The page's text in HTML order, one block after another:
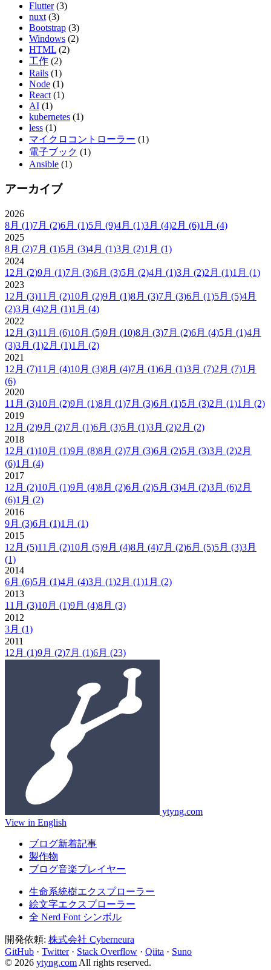
Flutter (3)
nuxt (3)
Bootstrap (3)
Windows (2)
HTML (2)
工作 (2)
Rails (1)
Node (1)
React (1)
AI (1)
kubernetes (1)
less (1)
マイクロコントローラー (1)
電子ブック (1)
Ansible (1)
アーカイブ
2026
8月 (1)7月 (2)6月 (1)5月 (9)4月 (1)3月 (4)2月 (6)1月 (4)
2025
8月 (2)7月 (1)5月 (3)4月 (1)3月 (2)1月 (1)
2024
12月 (2)9月 (1)7月 (3)6月 (3)5月 (2)4月 (1)3月 (2)2月 (1)1月 (1)
2023
12月 (3)11月 (2)10月 (2)9月 (1)8月 (3)7月 (3)6月 (1)5月 (5)4月
(2)3月 (4)2月 (1)1月 (4)
2022
12月 (3)11月 (6)10月 (5)9月 (10)8月 (3)7月 (2)6月 (4)5月 (1)4月
(3)3月 (1)2月 (1)1月 (2)
2021
12月 (7)11月 (4)10月 (3)8月 (4)7月 (1)6月 (1)3月 (7)2月 (7)1月
(6)
2020
11月 (3)10月 (2)9月 (1)8月 (1)7月 (3)6月 (1)5月 (3)2月 (1)1月 (2)
2019
12月 (2)9月 (2)7月 (1)6月 (3)5月 (1)3月 (2)2月 (2)
2018
12月 (1)10月 (1)9月 (8)8月 (2)7月 (3)6月 (2)5月 (3)3月 (2)2月
(6)1月 (4)
2017
12月 (2)10月 (1)9月 (4)8月 (2)6月 (2)5月 (3)4月 (2)3月 (6)2月
(6)1月 (2)
2016
9月 (3)6月 (1)1月 (1)
2015
12月 (5)11月 (2)10月 (5)9月 (4)8月 (4)7月 (2)6月 (5)5月 (3)3月
(1)
2014
6月 (6)5月 (1)4月 (4)3月 (1)2月 (1)1月 (2)
2013
11月 (3)10月 (1)9月 (4)8月 (3)
2012
3月 (1)
2011
12月 (1)9月 (2)7月 (1)6月 (23)
ytyng.com
View in English
ブログ新着記事
製作物
ブログ音楽プレイヤー
生命系統樹エクスプローラー
絵文字エクスプローラー
全 Nerd Font シンボル
開発依頼: 株式会社 Cyberneura
GitHub · Twitter · Stack Overflow · Qiita · Suno
© 2026 ytyng.com All rights reserved.